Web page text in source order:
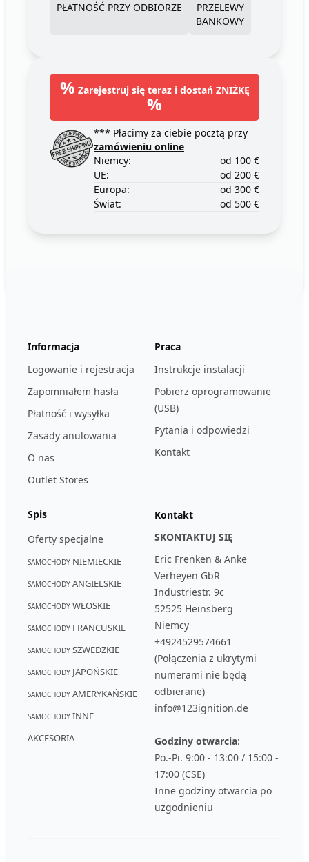
PŁATNOŚĆ PRZY ODBIORZE
PRZELEWY
BANKOWY
% Zarejestruj się teraz i dostań ZNIŻKĘ
%
*** Płacimy za ciebie pocztą przy
zamówieniu online
Niemcy:
od 100 €
UE:
od 200 €
Europa:
od 300 €
Świat:
od 500 €
Informacja
Logowanie i rejestracja
Zapomniałem hasła
Płatność i wysyłka
Zasady anulowania
O nas
Outlet Stores
Praca
Instrukcje instalacji
Pobierz oprogramowanie
(USB)
Pytania i odpowiedzi
Kontakt
Spis
Oferty specjalne
SAMOCHODY NIEMIECKIE
SAMOCHODY ANGIELSKIE
SAMOCHODY WŁOSKIE
SAMOCHODY FRANCUSKIE
SAMOCHODY SZWEDZKIE
SAMOCHODY JAPOŃSKIE
SAMOCHODY AMERYKAŃSKIE
SAMOCHODY INNE
AKCESORIA
Kontakt
SKONTAKTUJ SIĘ
Eric Frenken & Anke
Verheyen GbR
Industriestr. 9c
52525 Heinsberg
Niemcy
+4924529574661
(Połączenia z ukrytymi
numerami nie będą
odbierane)
info@123ignition.de
Godziny otwarcia:
Po.-Pi. 9:00 - 13:00 / 15:00 -
17:00 (CSE)
Inne godziny otwarcia po
uzgodnieniu